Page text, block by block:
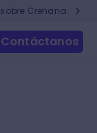
Crehana
Contáctanos